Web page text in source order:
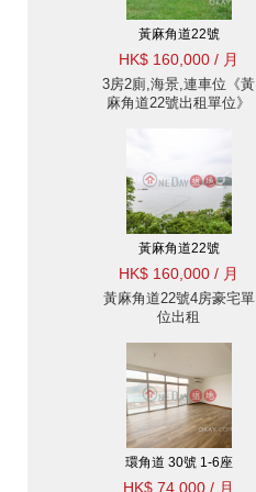
黃麻角道22號
HK$ 160,000 / 月
3房2廁,海景,連車位《黃
麻角道22號出租單位》
黃麻角道22號
HK$ 160,000 / 月
黃麻角道22號4房豪宅單
位出租
環角道 30號 1-6座
HK$ 74,000 / 月